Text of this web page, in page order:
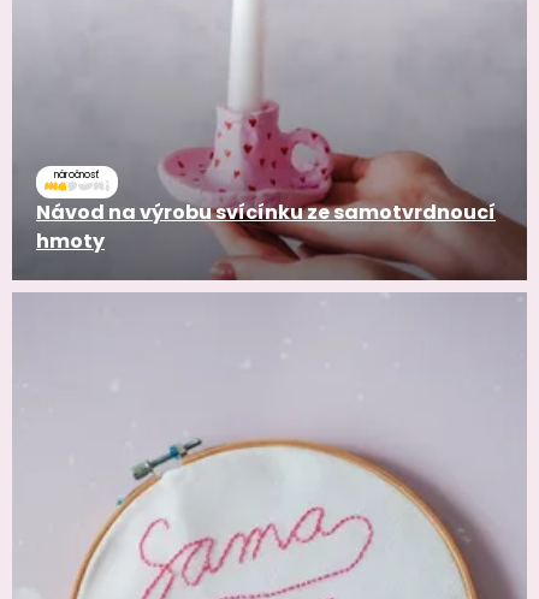
náročnosť
Návod na výrobu svícínku ze samotvrdnoucí
hmoty